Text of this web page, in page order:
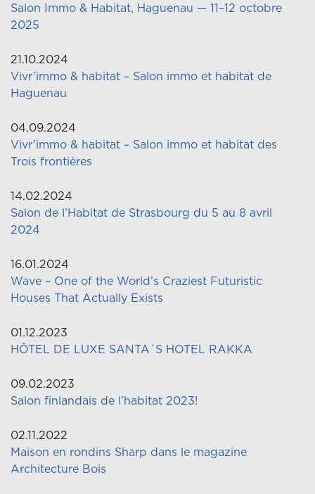
Salon Immo & Habitat, Haguenau — 11–12 octobre
2025
21.10.2024
Vivr’immo & habitat – Salon immo et habitat de
Haguenau
04.09.2024
Vivr’immo & habitat – Salon immo et habitat des
Trois frontières
14.02.2024
Salon de l’Habitat de Strasbourg du 5 au 8 avril
2024
16.01.2024
Wave – One of the World’s Craziest Futuristic
Houses That Actually Exists
01.12.2023
HÔTEL DE LUXE SANTA´S HOTEL RAKKA
09.02.2023
Salon finlandais de l’habitat 2023!
02.11.2022
Maison en rondins Sharp dans le magazine
Architecture Bois